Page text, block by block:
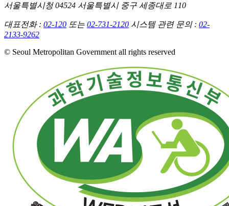
서울특별시청 04524 서울특별시 중구 세종대로 110
대표전화 : 02-120 또는 02-731-2120 시스템 관련 문의 : 02-
2133-9262
© Seoul Metropolitan Government all rights reserved